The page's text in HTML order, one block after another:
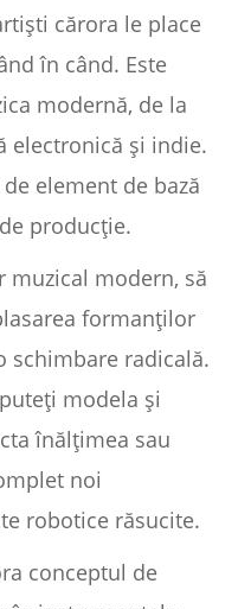
cărora le place
în când. Este
modernă, de la
electronică și indie.
element de bază
producție.
muzical modern, să
formanților
schimbare radicală.
modela și
înălțimea sau
noi
robotice răsucite.
conceptul de